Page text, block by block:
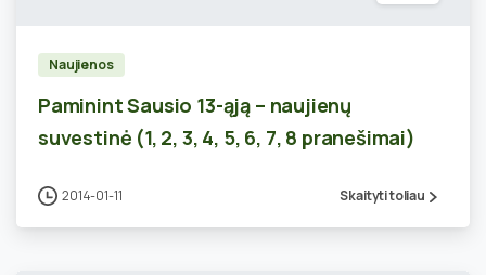
Naujienos
Paminint Sausio 13-ąją – naujienų
suvestinė (1, 2, 3, 4, 5, 6, 7, 8 pranešimai)
2014-01-11 Skaityti toliau